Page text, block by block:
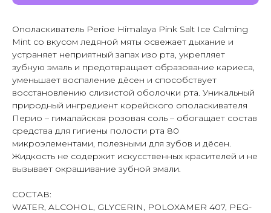
Ополаскиватель Perioe Himalaya Pink Salt Ice Calming
Mint со вкусом ледяной мяты освежает дыхание и
устраняет неприятный запах изо рта, укрепляет
зубную эмаль и предотвращает образование кариеса,
уменьшает воспаление дёсен и способствует
восстановлению слизистой оболочки рта. Уникальный
природный ингредиент корейского ополаскивателя
Перио – гималайская розовая соль – обогащает состав
средства для гигиены полости рта 80
микроэлементами, полезными для зубов и дёсен.
Жидкость не содержит искусственных красителей и не
вызывает окрашивание зубной эмали.
СОСТАВ:
WATER, ALCOHOL, GLYCERIN, POLOXAMER 407, PEG-